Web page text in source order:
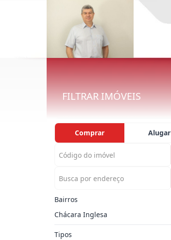
FILTRAR IMÓVEIS
Comprar Alugar
Bairros
Chácara Inglesa
Tipos